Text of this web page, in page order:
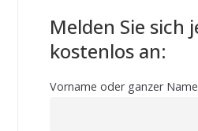
Melden Sie sich
kostenlos an:
Vorname oder ganzer Name